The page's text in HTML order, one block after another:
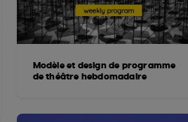
Modèle et design de programme
de théâtre hebdomadaire